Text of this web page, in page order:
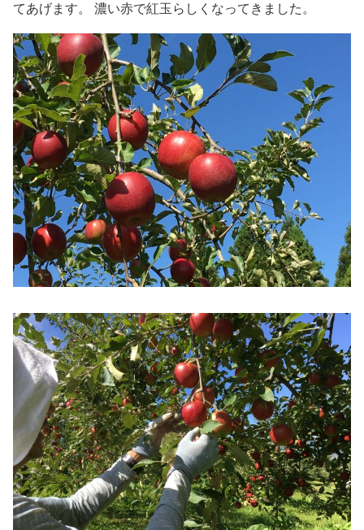
てあげます。 濃い赤で紅玉らしくなってきました。